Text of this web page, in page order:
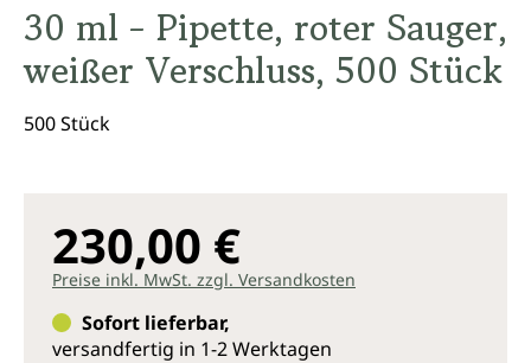
30 ml - Pipette, roter Sauger,
weißer Verschluss, 500 Stück
500 Stück
230,00 €
Preise inkl. MwSt. zzgl. Versandkosten
Sofort lieferbar,
versandfertig in 1-2 Werktagen